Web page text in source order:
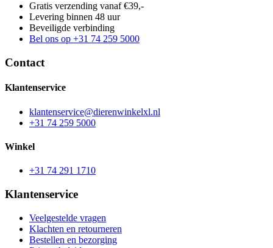
Gratis verzending vanaf €39,-
Levering binnen 48 uur
Beveiligde verbinding
Bel ons op +31 74 259 5000
Contact
Klantenservice
klantenservice@dierenwinkelxl.nl
+31 74 259 5000
Winkel
+31 74 291 1710
Klantenservice
Veelgestelde vragen
Klachten en retourneren
Bestellen en bezorging